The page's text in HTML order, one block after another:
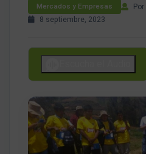
Mercados y Empresas Por
8 septiembre, 2023